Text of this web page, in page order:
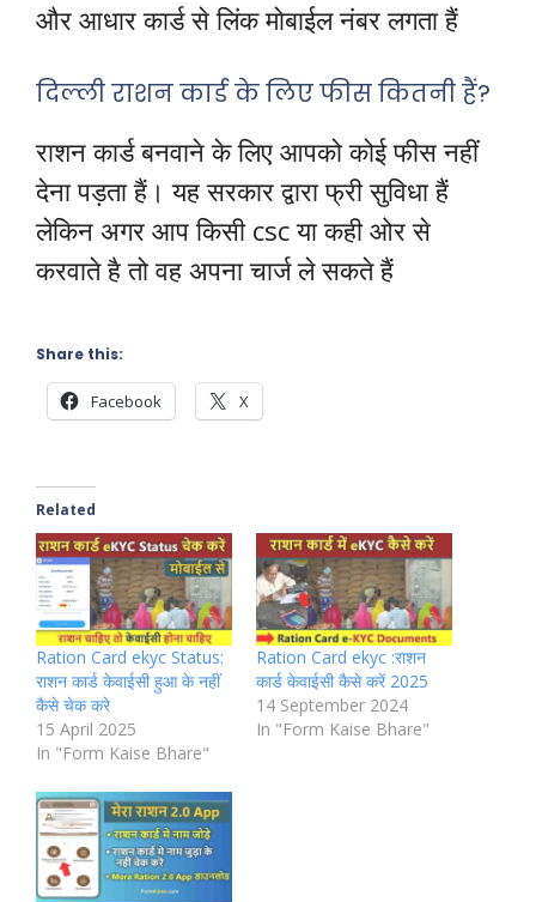
और आधार कार्ड से लिंक मोबाईल नंबर लगता हैं
दिल्ली राशन कार्ड के लिए फीस कितनी हैं?
राशन कार्ड बनवाने के लिए आपको कोई फीस नहीं
देना पड़ता हैं। यह सरकार द्वारा फ्री सुविधा हैं
लेकिन अगर आप किसी csc या कही ओर से
करवाते है तो वह अपना चार्ज ले सकते हैं
Share this:
Facebook X
Related
Ration Card ekyc Status:
राशन कार्ड केवाईसी हुआ के नहीं
कैसे चेक करे
15 April 2025
In "Form Kaise Bhare"
Ration Card ekyc :राशन
कार्ड केवाईसी कैसे करें 2025
14 September 2024
In "Form Kaise Bhare"